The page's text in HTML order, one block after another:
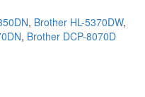
, Brother HL-5370DW,
, Brother DCP-8070D